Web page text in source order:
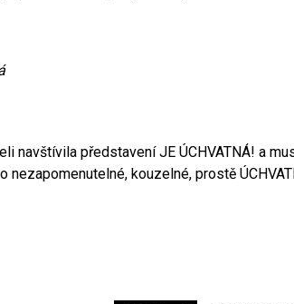
navštívila představení JE ÚCHVATNÁ! a
nezapomenutelné, kouzelné, prostě